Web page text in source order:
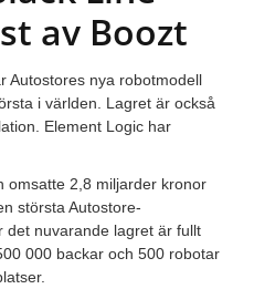
av Boozt
Autostores nya robotmodell
i världen. Lagret är också
Element Logic har
omsatte 2,8 miljarder kronor
största Autostore-
det nuvarande lagret är fullt
000 backar och 500 robotar